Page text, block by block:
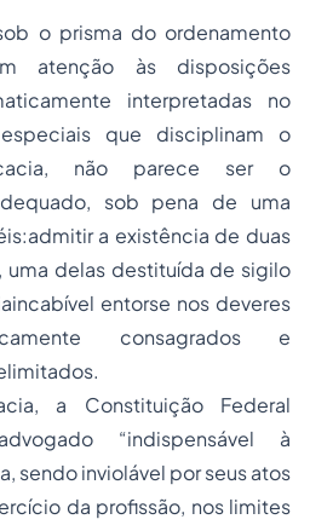
o prisma do ordenamento
atenção às disposições
interpretadas no
que disciplinam o
não parece ser o
sob pena de uma
a existência de duas
uma delas destituída de sigilo
entorse nos deveres
consagrados e
a Constituição Federal
“indispensável à
sendo inviolável por seus atos
da profissão, nos limites